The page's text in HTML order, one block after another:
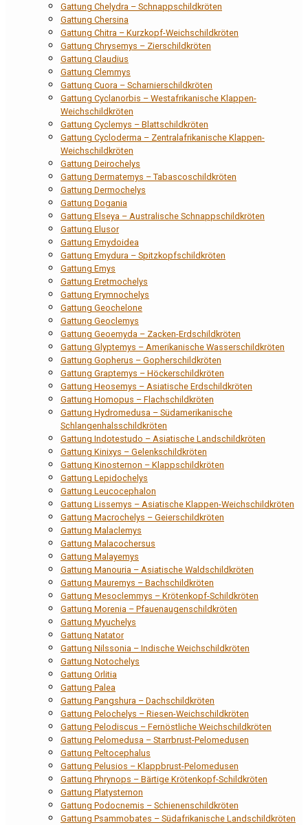
Gattung Chelydra – Schnappschildkröten
Gattung Chersina
Gattung Chitra – Kurzkopf-Weichschildkröten
Gattung Chrysemys – Zierschildkröten
Gattung Claudius
Gattung Clemmys
Gattung Cuora – Scharnierschildkröten
Gattung Cyclanorbis – Westafrikanische Klappen-
Weichschildkröten
Gattung Cyclemys – Blattschildkröten
Gattung Cycloderma – Zentralafrikanische Klappen-
Weichschildkröten
Gattung Deirochelys
Gattung Dermatemys – Tabascoschildkröten
Gattung Dermochelys
Gattung Dogania
Gattung Elseya – Australische Schnappschildkröten
Gattung Elusor
Gattung Emydoidea
Gattung Emydura – Spitzkopfschildkröten
Gattung Emys
Gattung Eretmochelys
Gattung Erymnochelys
Gattung Geochelone
Gattung Geoclemys
Gattung Geoemyda – Zacken-Erdschildkröten
Gattung Glyptemys – Amerikanische Wasserschildkröten
Gattung Gopherus – Gopherschildkröten
Gattung Graptemys – Höckerschildkröten
Gattung Heosemys – Asiatische Erdschildkröten
Gattung Homopus – Flachschildkröten
Gattung Hydromedusa – Südamerikanische
Schlangenhalsschildkröten
Gattung Indotestudo – Asiatische Landschildkröten
Gattung Kinixys – Gelenkschildkröten
Gattung Kinosternon – Klappschildkröten
Gattung Lepidochelys
Gattung Leucocephalon
Gattung Lissemys – Asiatische Klappen-Weichschildkröten
Gattung Macrochelys – Geierschildkröten
Gattung Malaclemys
Gattung Malacochersus
Gattung Malayemys
Gattung Manouria – Asiatische Waldschildkröten
Gattung Mauremys – Bachschildkröten
Gattung Mesoclemmys – Krötenkopf-Schildkröten
Gattung Morenia – Pfauenaugenschildkröten
Gattung Myuchelys
Gattung Natator
Gattung Nilssonia – Indische Weichschildkröten
Gattung Notochelys
Gattung Orlitia
Gattung Palea
Gattung Pangshura – Dachschildkröten
Gattung Pelochelys – Riesen-Weichschildkröten
Gattung Pelodiscus – Fernöstliche Weichschildkröten
Gattung Pelomedusa – Starrbrust-Pelomedusen
Gattung Peltocephalus
Gattung Pelusios – Klappbrust-Pelomedusen
Gattung Phrynops – Bärtige Krötenkopf-Schildkröten
Gattung Platysternon
Gattung Podocnemis – Schienenschildkröten
Gattung Psammobates – Südafrikanische Landschildkröten